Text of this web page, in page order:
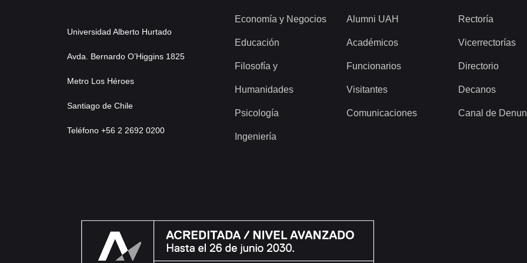
Universidad Alberto Hurtado
Avda. Bernardo O’Higgins 1825
Metro Los Héroes
Santiago de Chile
Teléfono +56 2 2692 0200
Economía y Negocios
Educación
Filosofía y
Humanidades
Psicología
Ingeniería
Alumni UAH
Académicos
Funcionarios
Visitantes
Comunicaciones
Rectoría
Vicerrectorías
Directorio
Decanos
Canal de